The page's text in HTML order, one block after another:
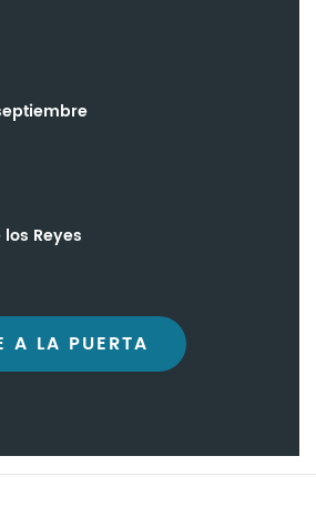
Reyes
A LA PUERTA